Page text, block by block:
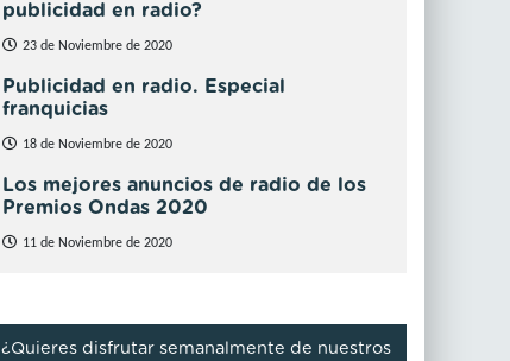
publicidad en radio?
23 de Noviembre de 2020
Publicidad en radio. Especial
franquicias
18 de Noviembre de 2020
Los mejores anuncios de radio de los
Premios Ondas 2020
11 de Noviembre de 2020
¿Quieres disfrutar semanalmente de nuestros